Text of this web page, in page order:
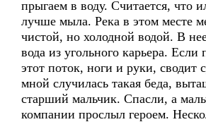
прыгаем в воду. Считается, что
лучше мыла. Река в этом месте
чистой, но холодной водой. В
вода из угольного карьера. Если
этот поток, ноги и руки, сводит
мной случилась такая беда,
старший мальчик. Спасли, а
компании прослыл героем.